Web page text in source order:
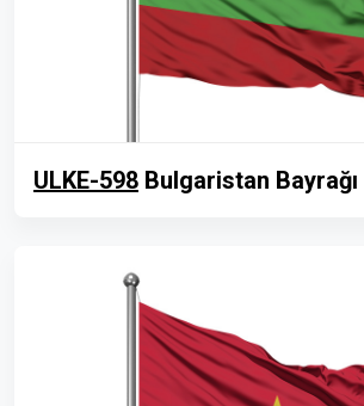
ULKE-598 Bulgaristan Bayrağı